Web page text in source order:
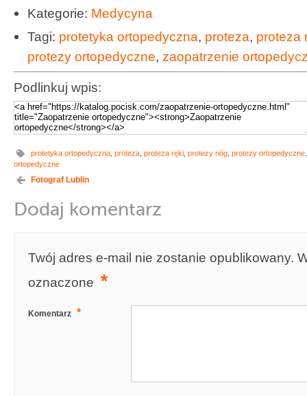
Kategorie: Medycyna
Tagi: protetyka ortopedyczna, proteza, proteza
protezy ortopedyczne, zaopatrzenie
Podlinkuj wpis:
protetyka ortopedyczna proteza proteza ręki protezy nóg protezy ortopedyczne
ortopedyczne
Fotograf Lublin
Dodaj komentarz
Twój adres e-mail nie zostanie opublikowany.
oznaczone *
Komentarz *